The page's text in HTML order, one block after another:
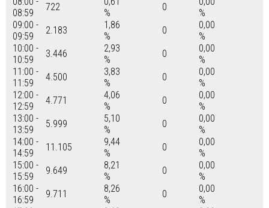
08:59
722
%
0
%
09:00 -
09:59
2.183
1,86
%
0
0,00
%
10:00 -
10:59
3.446
2,93
%
0
0,00
%
11:00 -
11:59
4.500
3,83
%
0
0,00
%
12:00 -
12:59
4.771
4,06
%
0
0,00
%
13:00 -
13:59
5.999
5,10
%
0
0,00
%
14:00 -
14:59
11.105
9,44
%
0
0,00
%
15:00 -
15:59
9.649
8,21
%
0
0,00
%
16:00 -
16:59
9.711
8,26
%
0
0,00
%